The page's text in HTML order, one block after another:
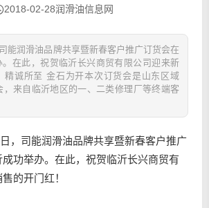
2018-02-28润滑油信息网
能润滑油品牌共享暨新春客户推广订货会在
。在此，祝贺临沂长兴商贸有限公司迎来新
精诚所至 金石为开本次订货会是山东区域
，来自临沂地区的一、二类修理厂等终端客
，司能润滑油品牌共享暨新春客户推广
功举办。在此，祝贺临沂长兴商贸有
的开门红！